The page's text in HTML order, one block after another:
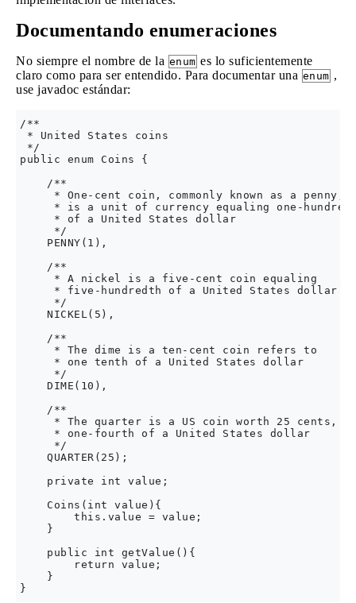
Documentando enumeraciones
No siempre el nombre de la enum es lo suficientemente
claro como para ser entendido. Para documentar una enum ,
use javadoc estándar:
/**
* United States coins
*/
public enum Coins {
    /**
     * One-cent coin, commonly known as a penny,
* is a unit of currency equaling one-
     * of a United States dollar
     */
    PENNY(1),
    /**
     * A nickel is a five-cent coin equaling
     * five-hundredth of a United States dollar
     */
    NICKEL(5),
    /**
     * The dime is a ten-cent coin refers to
     * one tenth of a United States dollar
     */
    DIME(10),
    /**
     * The quarter is a US coin worth 25 cents,
     * one-fourth of a United States dollar
     */
    QUARTER(25);
    private int value;
    Coins(int value){
        this.value = value;
    }
    public int getValue(){
        return value;
    }